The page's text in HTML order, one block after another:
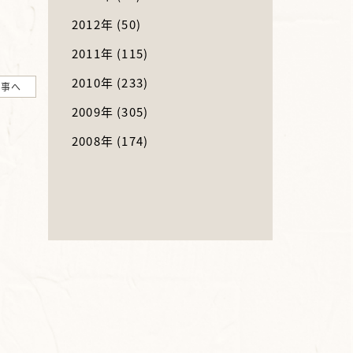
へ
2012年 (50)
2011年 (115)
2010年 (233)
2009年 (305)
2008年 (174)